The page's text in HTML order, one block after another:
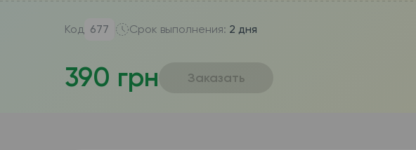
Код 677 Срок выполнения: 2 дня
390 грн Заказать